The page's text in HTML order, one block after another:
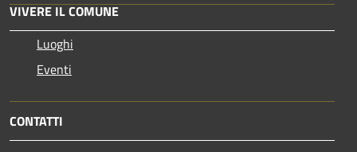
VIVERE IL COMUNE
Luoghi
Eventi
CONTATTI